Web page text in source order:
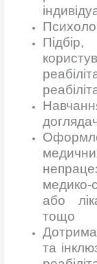
медико-
або
тощо
та